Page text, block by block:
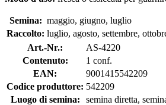
Semina: maggio, giugno, luglio
Raccolto: luglio, agosto, settembre,
Art.-Nr.:
AS-4220
Contenuto:
1 conf.
EAN:
9001415542209
Codice produttore: 542209
Luogo di semina:
semina diretta,